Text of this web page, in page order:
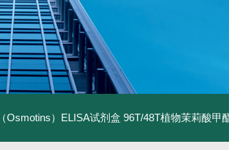
Osmotins）ELISA试剂盒 96T/48T植物茉莉酸甲